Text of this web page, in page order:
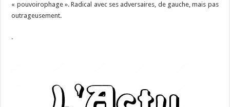
« pouvoirophage ». Radical avec ses adversaires, de gauche, mais pas
outrageusement.
.